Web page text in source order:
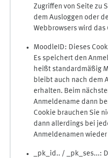
Zugriffen von Seite zu
dem Ausloggen oder
Webbrowsers wird das
MoodleID: Dieses
Es speichert den
heißt standardmäßig
bleibt auch nach dem
erhalten. Beim
Anmeldename dann
Cookie brauchen Sie
dann allerdings bei
Anmeldenamen
_pk_id.. / _pk_ses...: